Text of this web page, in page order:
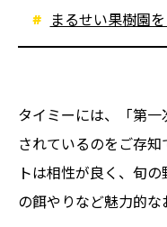
まるせい果樹園
タイミーには、「第
されているのをご存
トは相性が良く、旬
の餌やりなど魅力的な